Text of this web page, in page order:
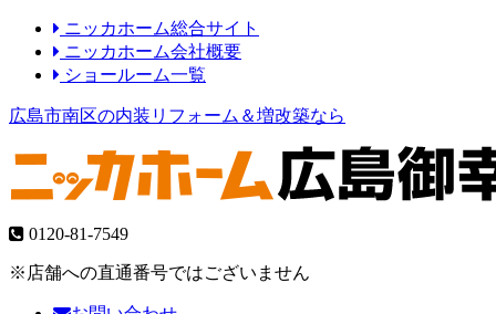
ニッカホーム総合サイト
ニッカホーム会社概要
ショールーム一覧
広島市南区の内装リフォーム＆増改築なら
0120-81-7549
※店舗への直通番号ではございません